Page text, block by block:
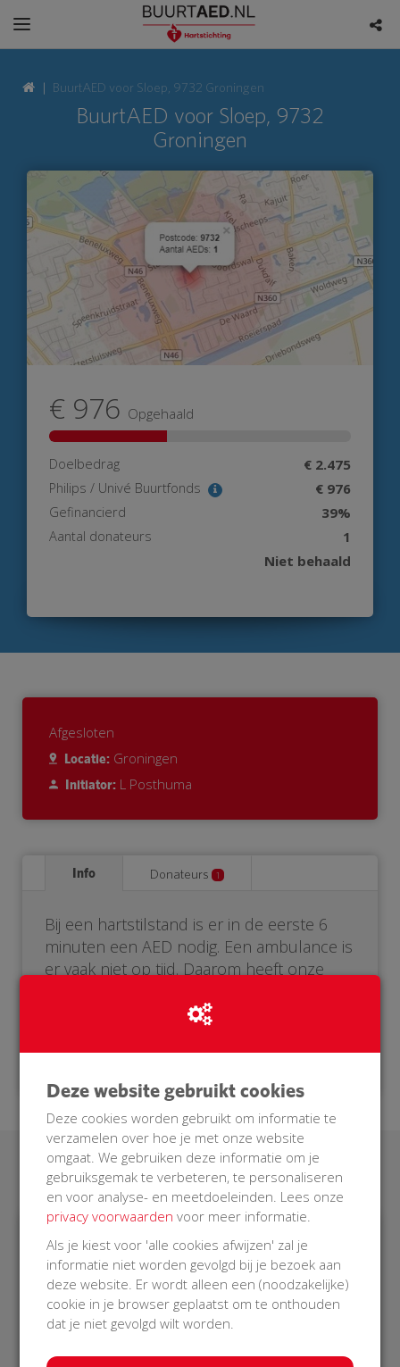
BuurtAED voor Sloep, 9732 Groningen
BuurtAED voor Sloep, 9732
Groningen
€ 976 Opgehaald
Doelbedrag € 2.475
Philips / Univé Buurtfonds € 976
Gefinancierd 39%
Aantal donateurs
1
Niet behaald
Afgesloten
Locatie: Groningen
Initiator: L Posthuma
Info Donateurs 1
Bij een hartstilstand is er in de eerste 6
minuten een AED nodig. Een ambulance is
er vaak niet op tijd. Daarom heeft onze
Doneer voor onze BuurtAED!
Laatste donaties
€ 976
Philips
15 Oct 2018
Deze website gebruikt cookies
Deze cookies worden gebruikt om informatie te
verzamelen over hoe je met onze website
omgaat. We gebruiken deze informatie om je
gebruiksgemak te verbeteren, te personaliseren
en voor analyse- en meetdoeleinden. Lees onze
privacy voorwaarden voor meer informatie.
Als je kiest voor 'alle cookies afwijzen' zal je
informatie niet worden gevolgd bij je bezoek aan
deze website. Er wordt alleen een (noodzakelijke)
cookie in je browser geplaatst om te onthouden
dat je niet gevolgd wilt worden.